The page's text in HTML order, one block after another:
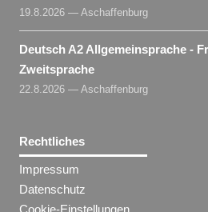
19.8.2026 — Aschaffenburg
Deutsch A2 Allgemeinsprache -
Zweitsprache
22.8.2026 — Aschaffenburg
Rechtliches
Impressum
Datenschutz
Cookie-Einstellungen